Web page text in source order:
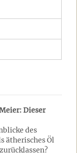
Dieser
des
ätherisches Öl